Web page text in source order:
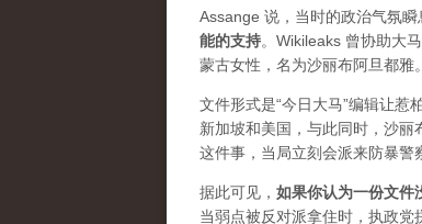
Assange 说，当时的政治气氛
能的支持。Wikileaks 曾协助大
蒙古女性，名为沙丽布阿旦都雅
文件形式是“今日大马”编辑让惹
新加坡和美国，与此同时，沙
这件事，当局立刻会派来防暴警
据此可见， 如果你认为一份文件
当弱点被反对派拿住时，执政党